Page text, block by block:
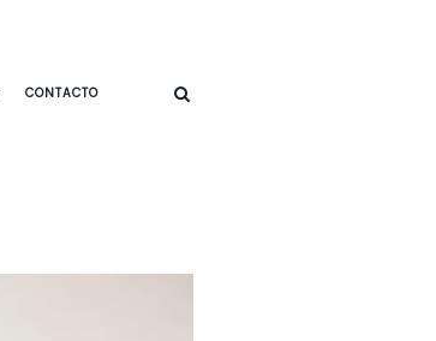
CONTACTO